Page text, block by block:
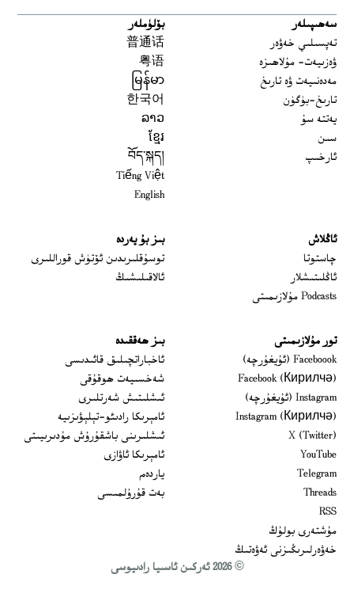
سەھىپىلەر
تەپسىلىي خەۋەر
ۋەزىيەت- مۇلاھىزە
مەدەنىيەت ۋە تارىخ
تارىخ-بۈگۈن
يەتتە سۇ
سىن
ئارخىپ
بۆلۈملەر
普通话
粤语
မြန်မာ
한국어
ລາວ
ខ្មែរ
བོད་སྐད།
Tiếng Việt
English
ئاڭلاش
چاستوتا
ئاڭلىتىشلار
Podcasts مۇلازىمىتى
بىز بۇ يەردە
توسۇقلىرىدىن ئۆتۈش قوراللىرى
ئالاقىلىشىڭ
تور مۇلازىمىتى
Faceboook (ئۇيغۇرچە)
Opens in new window
Facebook (Кирилчә)
Opens in new window
Instagram (ئۇيغۇرچە)
Opens in new window
Instagram (Кирилчә)
Opens in new window
X (Twitter)
YouTube
Telegram
Threads
RSS
مۇشتەرى بولۇڭ
خەۋەرلىرىڭىزنى ئەۋەتىڭ
بىز ھەققىدە
ئاخباراتچىلىق قائىدىسى
شەخسىيەت ھوقۇقى
ئىشلىتىش شەرتلىرى
ئامېرىكا رادىئو-تېلېۋىزىيە
ئىشلىرىنى باشقۇرۇش مۇدىرىيىتى
ئامېرىكا ئاۋازى
ياردەم
بەت قۇرۇلمىسى
© 2026 ئەركىن ئاسىيا رادىيوسى